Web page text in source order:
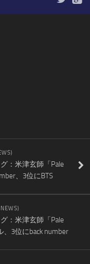
：米津玄師「Pale
、3位にBTS
：米津玄師「Pale
3位にback number